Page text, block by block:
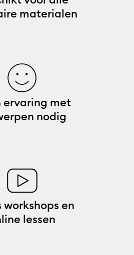
materialen
ervaring met
nodig
workshops en
lessen